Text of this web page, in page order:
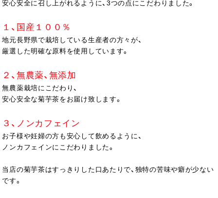
安心安全に召し上がれるように、3つの点にこだわりました。
１、国産１００％
地元長野県で栽培している生産者の方々が、
厳選した明確な原料を使用しています。
２、無農薬、無添加
無農薬栽培にこだわり、
安心安全な菊芋茶をお届け致します。
３、ノンカフェイン
お子様や妊婦の方も安心して飲めるように、
ノンカフェインにこだわりました。
当店の菊芋茶はすっきりした口あたりで、独特の苦味や癖が少ない
です。